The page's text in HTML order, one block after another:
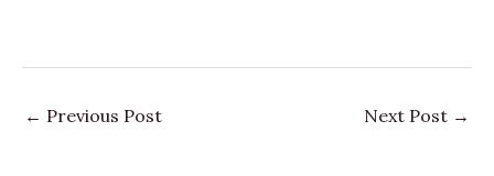
← Previous Post Next Post →